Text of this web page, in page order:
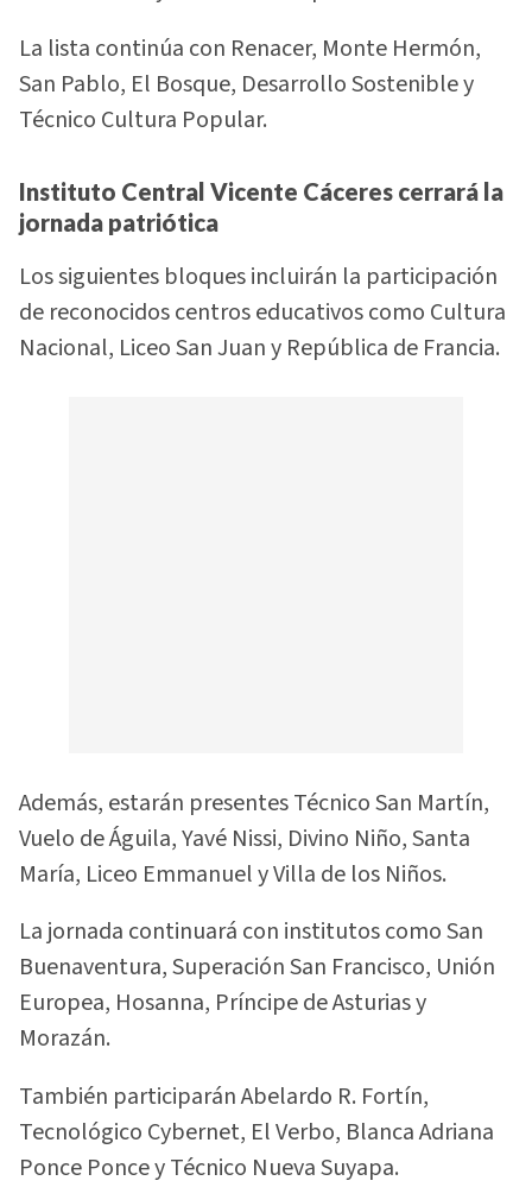
La lista continúa con Renacer, Monte Hermón,
San Pablo, El Bosque, Desarrollo Sostenible y
Técnico Cultura Popular.
Instituto Central Vicente Cáceres cerrará la
jornada patriótica
Los siguientes bloques incluirán la participación
de reconocidos centros educativos como Cultura
Nacional, Liceo San Juan y República de Francia.
Además, estarán presentes Técnico San Martín,
Vuelo de Águila, Yavé Nissi, Divino Niño, Santa
María, Liceo Emmanuel y Villa de los Niños.
La jornada continuará con institutos como San
Buenaventura, Superación San Francisco, Unión
Europea, Hosanna, Príncipe de Asturias y
Morazán.
También participarán Abelardo R. Fortín,
Tecnológico Cybernet, El Verbo, Blanca Adriana
Ponce Ponce y Técnico Nueva Suyapa.